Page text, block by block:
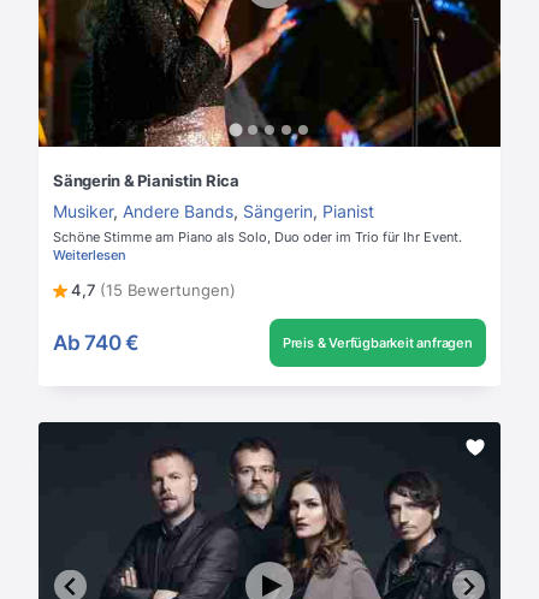
Sängerin & Pianistin Rica
Musiker, Andere Bands, Sängerin, Pianist
Schöne Stimme am Piano als Solo, Duo oder im Trio für Ihr Event.
Weiterlesen
4,7 (15 Bewertungen)
Ab 740 € Preis & Verfügbarkeit anfragen